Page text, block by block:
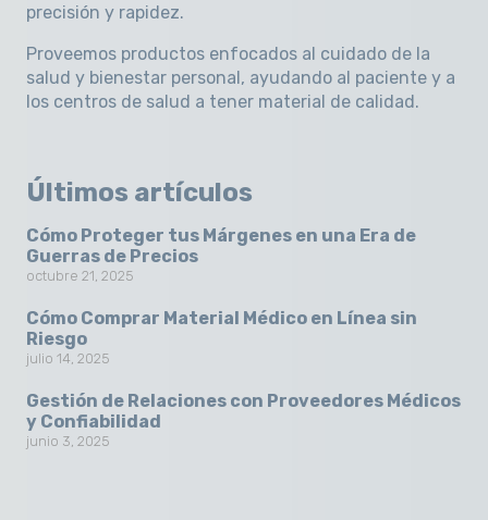
precisión y rapidez.
Proveemos productos enfocados al cuidado de la
salud y bienestar personal, ayudando al paciente y a
los centros de salud a tener material de calidad.
Últimos artículos
Cómo Proteger tus Márgenes en una Era de
Guerras de Precios
octubre 21, 2025
Cómo Comprar Material Médico en Línea sin
Riesgo
julio 14, 2025
Gestión de Relaciones con Proveedores Médicos
y Confiabilidad
junio 3, 2025